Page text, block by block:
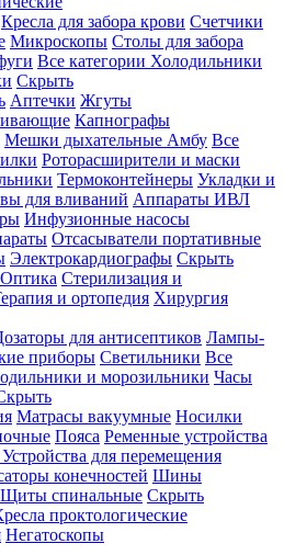
Кресла для забора крови Счетчики
Микроскопы Столы для забора
Все категории Холодильники
Скрыть
Аптечки Жгуты
Капнографы
Мешки дыхательные Амбу Все
Роторасширители и маски
Термоконтейнеры Укладки и
для вливаний Аппараты ИВЛ
Инфузионные насосы
Отсасыватели портативные
Электрокардиографы Скрыть
Оптика Стерилизация и
и ортопедия Хирургия
для антисептиков Лампы-
приборы Светильники Все
и морозильники Часы
Матрасы вакуумные Носилки
Пояса Ременные устройства
Устройства для перемещения
конечностей Шины
Щиты спинальные Скрыть
проктологические
Негатоскопы